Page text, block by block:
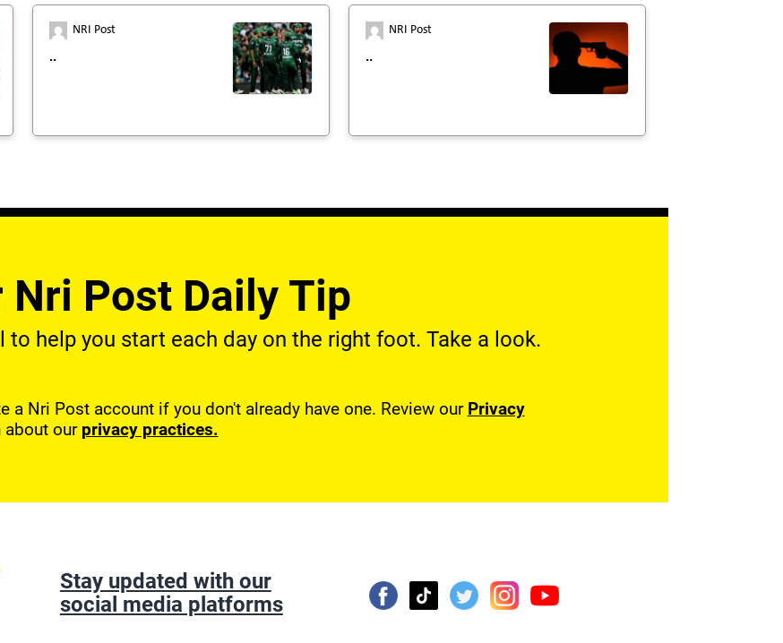
NRI Post
..
NRI Post
..
Post Daily Tip
help you start each day on the right foot. Take a look.
a Nri Post account if you don't already have one. Review our Privacy
our privacy practices.
Stay updated with our
social media platforms